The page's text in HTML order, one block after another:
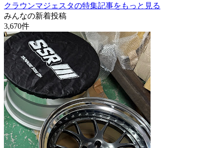
クラウンマジェスタの特集記事をもっと見る
みんなの新着投稿
3,670件